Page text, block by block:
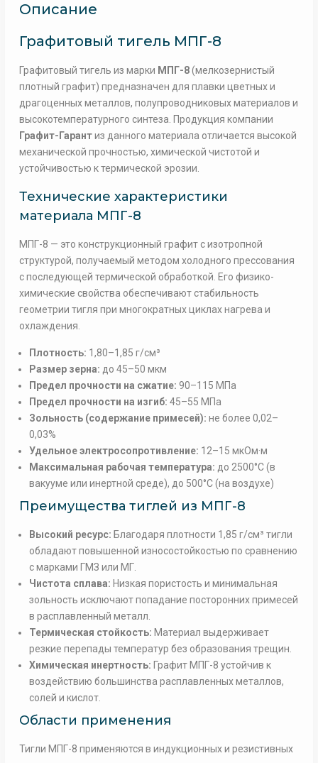
Описание
Графитовый тигель МПГ-8
Графитовый тигель из марки МПГ-8(мелкозернистый
плотный графит) предназначен для плавки цветных и
драгоценных металлов, полупроводниковых материалов и
высокотемпературного синтеза. Продукция компании
Графит-Гарантиз данного материала отличается высокой
механической прочностью, химической чистотой и
устойчивостью к термической эрозии.
Технические характеристики
материала МПГ-8
МПГ-8 — это конструкционный графит с изотропной
структурой, получаемый методом холодного прессования
с последующей термической обработкой. Его физико-
химические свойства обеспечивают стабильность
геометрии тигля при многократных циклах нагрева и
охлаждения.
Плотность: 1,80–1,85 г/см³
Размер зерна: до 45–50 мкм
Предел прочности на сжатие: 90–115 МПа
Предел прочности на изгиб: 45–55 МПа
Зольность (содержание примесей): не более 0,02–
0,03%
Удельное электросопротивление: 12–15 мкОм·м
Максимальная рабочая температура: до 2500°C (в
вакууме или инертной среде), до 500°C (на воздухе)
Преимущества тиглей из МПГ-8
Высокий ресурс: Благодаря плотности 1,85 г/см³ тигли
обладают повышенной износостойкостью по сравнению
с марками ГМЗ или МГ.
Чистота сплава: Низкая пористость и минимальная
зольность исключают попадание посторонних примесей
в расплавленный металл.
Термическая стойкость: Материал выдерживает
резкие перепады температур без образования трещин.
Химическая инертность: Графит МПГ-8 устойчив к
воздействию большинства расплавленных металлов,
солей и кислот.
Области применения
Тигли МПГ-8 применяются в индукционных и резистивных